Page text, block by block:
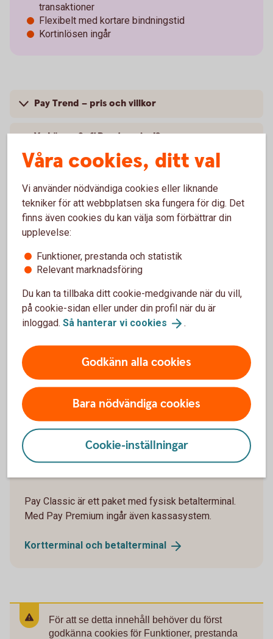
transaktioner
Flexibelt med kortare bindningstid
Kortinlösen ingår
Pay Trend – pris och villkor
Vad är en SoftPos-terminal?
Vad är fördelarna med att ta betalt i mobilen?
Hur många anslutna enheter kan jag ha i Pay
SoftPOS?
kan den fungera fristående?
För vilken typ av företag passar Pay SoftPOS?
Vilka mobiler och surfplattor funkar med
Är du ute efter en fysisk
betalterminal?
Pay Classic är ett paket med fysisk betalterminal.
Med Pay Premium ingår även kassasystem.
Kortterminal och betalterminal
För att se detta innehåll behöver du först
godkänna cookies för Funktioner, prestanda
Våra cookies, ditt val
Vi använder nödvändiga cookies eller liknande
tekniker för att webbplatsen ska fungera för dig. Det
finns även cookies du kan välja som förbättrar din
upplevelse:
Funktioner, prestanda och statistik
Relevant marknadsföring
Du kan ta tillbaka ditt cookie-medgivande när du vill,
på cookie-sidan eller under din profil när du är
inloggad. Så hanterar vi cookies .
Godkänn alla cookies
Bara nödvändiga cookies
Cookie-inställningar